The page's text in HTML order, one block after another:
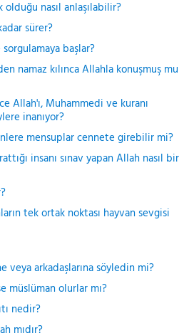
olduğu nasıl anlaşılabilir?
sürer?
başlar?
namaz kılınca Allahla konuşmuş mu
Allah'ı, Muhammedi ve kuranı
inanıyor?
mensuplar cennete girebilir mi?
insanı sınav yapan Allah nasıl bir
tek ortak noktası hayvan sevgisi
arkadaşlarına söyledin mi?
olurlar mı?
nedir?